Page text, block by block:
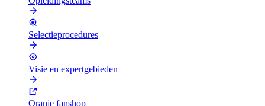
Selectieprocedures
Visie en expertgebieden
Oranje fanshop